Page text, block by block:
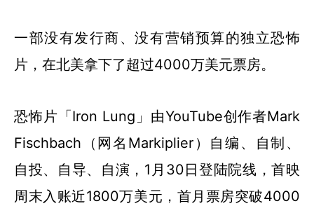
一部没有发行商、没有营销预算的独立恐怖
片，在北美拿下了超过4000万美元票房。
恐怖片「Iron Lung」由YouTube创作者Mark
Fischbach（网名Markiplier）自编、自制、
自投、自导、自演，1月30日登陆院线，首映
周末入账近1800万美元，首月票房突破4000